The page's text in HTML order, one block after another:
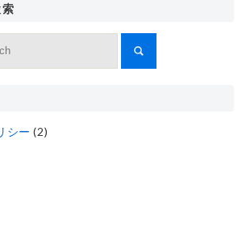
シー (2)